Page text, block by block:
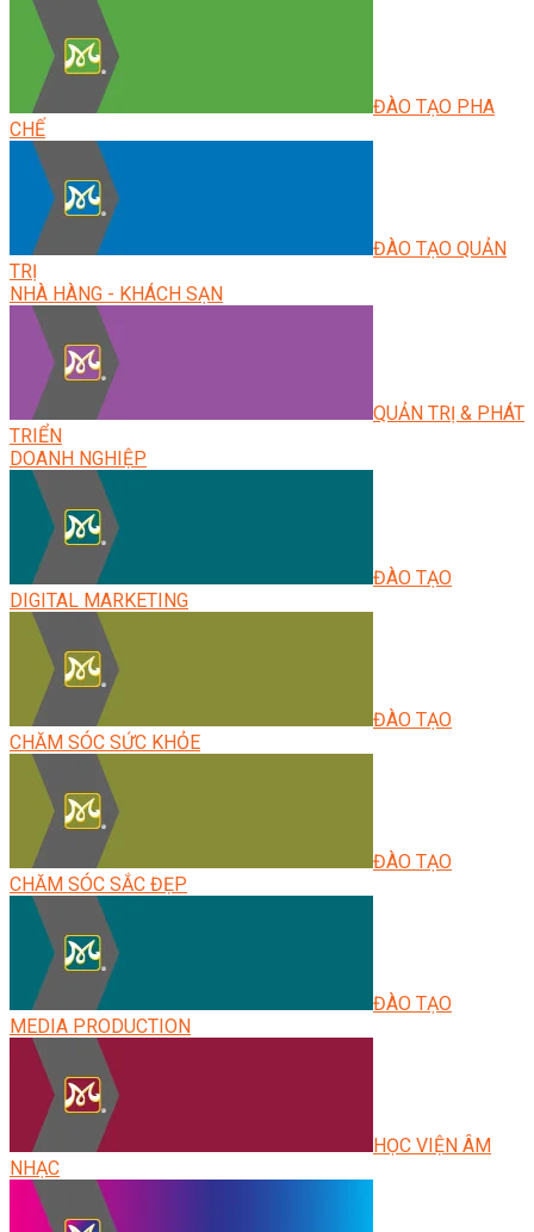
ĐÀO TẠO PHA
CHẾ
ĐÀO TẠO QUẢN
TRỊ
NHÀ HÀNG - KHÁCH SẠN
QUẢN TRỊ & PHÁT
TRIỂN
DOANH NGHIỆP
ĐÀO TẠO
DIGITAL MARKETING
ĐÀO TẠO
CHĂM SÓC SỨC KHỎE
ĐÀO TẠO
CHĂM SÓC SẮC ĐẸP
ĐÀO TẠO
MEDIA PRODUCTION
HỌC VIỆN ÂM
NHẠC